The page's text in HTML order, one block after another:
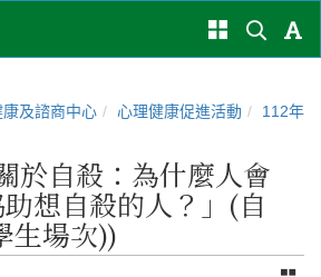
康及諮商中心 心理健康促進活動 112年
於自殺：為什麼人會
想自殺的人？」(自
生場次))